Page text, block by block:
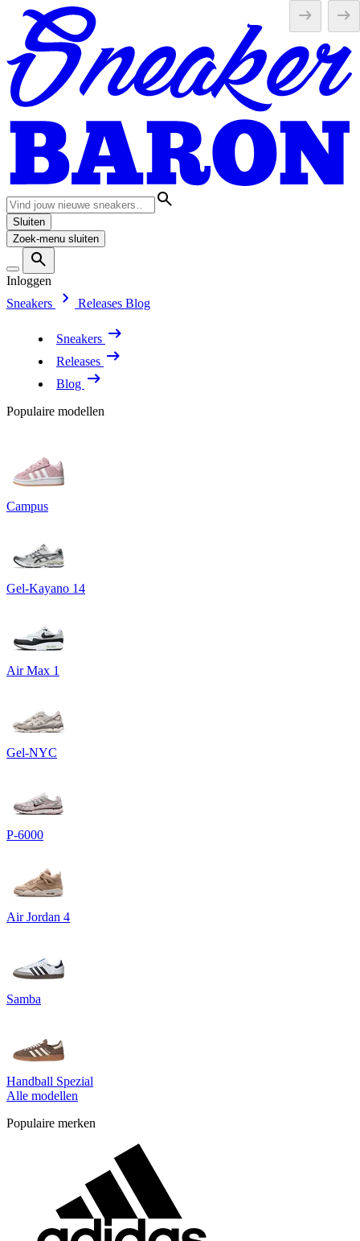
Sluiten
Zoek-menu sluiten
Inloggen
Sneakers
Releases Blog
Sneakers
Releases
Blog
Populaire modellen
Campus
Gel-Kayano 14
Air Max 1
Gel-NYC
P-6000
Air Jordan 4
Samba
Handball Spezial
Alle modellen
Populaire merken